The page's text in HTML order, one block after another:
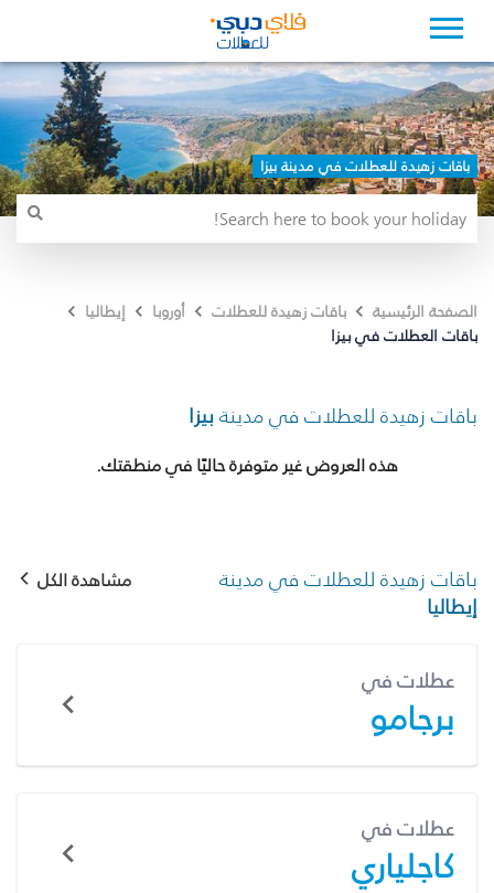
باقات زهيدة للعطلات في مدينة بيزا
الصفحة الرئيسية باقات زهيدة للعطلات أوروبا
إيطاليا
باقات العطلات في بيزا
باقات زهيدة للعطلات في مدينة بيزا
هذه العروض غير متوفرة حاليًا في منطقتك.
باقات زهيدة للعطلات في مدينة
إيطاليا
مشاهدة الكل
عطلات في
برجامو
عطلات في
كاجلياري